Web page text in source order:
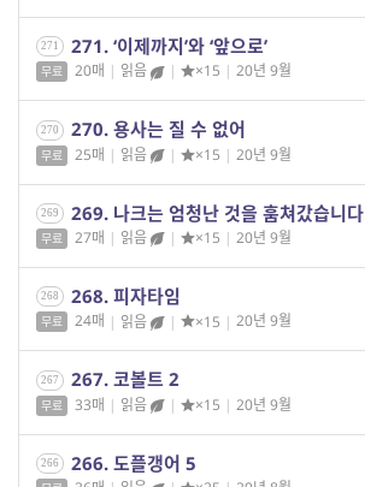
271 271. ‘이제까지’와 ‘앞으로’
무료 20매 | 읽음 | ×15 | 20년 9월
270 270. 용사는 질 수 없어
무료 25매 | 읽음 | ×15 | 20년 9월
269 269. 나크는 엄청난 것을 훔쳐갔습니다
무료 27매 | 읽음 | ×15 | 20년 9월
268 268. 피자타임
무료 24매 | 읽음 | ×15 | 20년 9월
267 267. 코볼트 2
무료 33매 | 읽음 | ×15 | 20년 9월
266 266. 도플갱어 5